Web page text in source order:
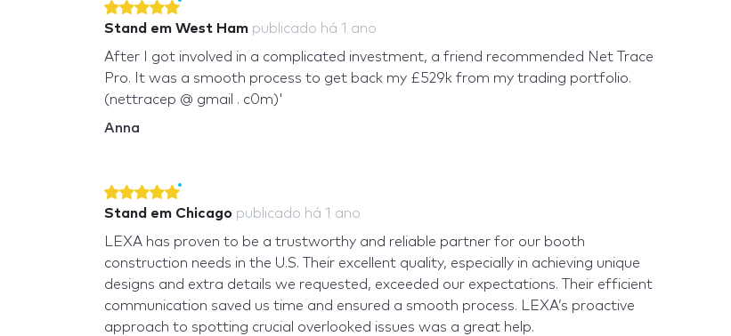
Stand em West Ham publicado há 1 ano
After I got involved in a complicated investment, a friend recommended Net Trace
Pro. It was a smooth process to get back my £529k from my trading portfolio.
(nettracep @ gmail . c0m)'
Anna
Stand em Chicago publicado há 1 ano
LEXA has proven to be a trustworthy and reliable partner for our booth
construction needs in the U.S. Their excellent quality, especially in achieving unique
designs and extra details we requested, exceeded our expectations. Their efficient
communication saved us time and ensured a smooth process. LEXA’s proactive
approach to spotting crucial overlooked issues was a great help.